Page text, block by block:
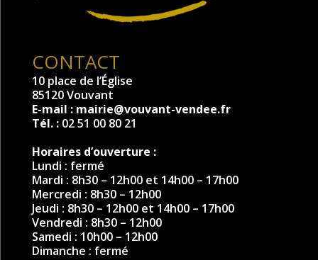
CONTACT
10 place de l’Église
85120 Vouvant
E-mail : mairie@vouvant-vendee.fr
Tél. : 02 51 00 80 21
Horaires d’ouverture :
Lundi : fermé
Mardi : 8h30 – 12h00 et 14h00 – 17h00
Mercredi : 8h30 – 12h00
Jeudi : 8h30 – 12h00 et 14h00 – 17h00
Vendredi : 8h30 – 12h00
Samedi : 10h00 – 12h00
Dimanche : fermé